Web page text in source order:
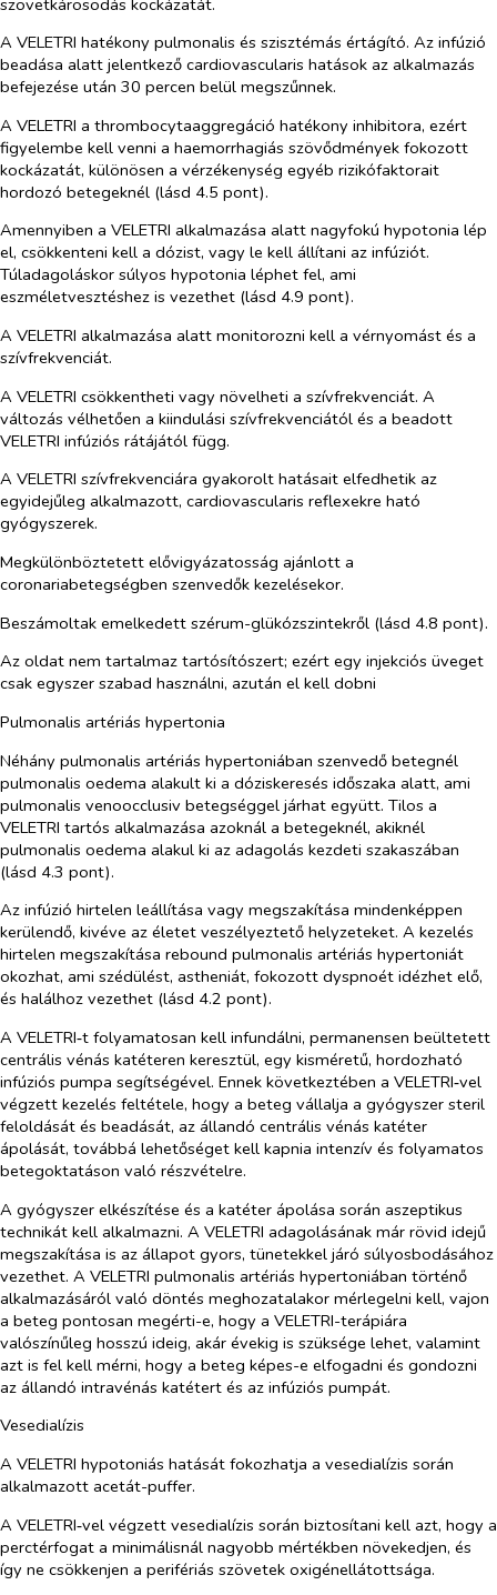
A VELETRI hatékony pulmonalis és szisztémás értágító. Az infúzió
beadása alatt jelentkező cardiovascularis hatások az alkalmazás
befejezése után 30 percen belül megszűnnek.
A VELETRI a thrombocytaaggregáció hatékony inhibitora, ezért
figyelembe kell venni a haemorrhagiás szövődmények fokozott
kockázatát, különösen a vérzékenység egyéb rizikófaktorait
hordozó betegeknél (lásd 4.5 pont).
Amennyiben a VELETRI alkalmazása alatt nagyfokú hypotonia lép
el, csökkenteni kell a dózist, vagy le kell állítani az infúziót.
Túladagoláskor súlyos hypotonia léphet fel, ami
eszméletvesztéshez is vezethet (lásd 4.9 pont).
A VELETRI alkalmazása alatt monitorozni kell a vérnyomást és a
szívfrekvenciát.
A VELETRI csökkentheti vagy növelheti a szívfrekvenciát. A
változás vélhetően a kiindulási szívfrekvenciától és a beadott
VELETRI infúziós rátájától függ.
A VELETRI szívfrekvenciára gyakorolt hatásait elfedhetik az
egyidejűleg alkalmazott, cardiovascularis reflexekre ható
gyógyszerek.
Megkülönböztetett elővigyázatosság ajánlott a
coronariabetegségben szenvedők kezelésekor.
Beszámoltak emelkedett szérum-glükózszintekről (lásd 4.8 pont).
Az oldat nem tartalmaz tartósítószert; ezért egy injekciós üveget
csak egyszer szabad használni, azután el kell dobni
Pulmonalis artériás hypertonia
Néhány pulmonalis artériás hypertoniában szenvedő betegnél
pulmonalis oedema alakult ki a dóziskeresés időszaka alatt, ami
pulmonalis venoocclusiv betegséggel járhat együtt. Tilos a
VELETRI tartós alkalmazása azoknál a betegeknél, akiknél
pulmonalis oedema alakul ki az adagolás kezdeti szakaszában
(lásd 4.3 pont).
Az infúzió hirtelen leállítása vagy megszakítása mindenképpen
kerülendő, kivéve az életet veszélyeztető helyzeteket. A kezelés
hirtelen megszakítása rebound pulmonalis artériás hypertoniát
okozhat, ami szédülést, astheniát, fokozott dyspnoét idézhet elő,
és halálhoz vezethet (lásd 4.2 pont).
A VELETRI‑t folyamatosan kell infundálni, permanensen beültetett
centrális vénás katéteren keresztül, egy kisméretű, hordozható
infúziós pumpa segítségével. Ennek következtében a VELETRI‑vel
végzett kezelés feltétele, hogy a beteg vállalja a gyógyszer steril
feloldását és beadását, az állandó centrális vénás katéter
ápolását, továbbá lehetőséget kell kapnia intenzív és folyamatos
betegoktatáson való részvételre.
A gyógyszer elkészítése és a katéter ápolása során aszeptikus
technikát kell alkalmazni. A VELETRI adagolásának már rövid idejű
megszakítása is az állapot gyors, tünetekkel járó súlyosbodásához
vezethet. A VELETRI pulmonalis artériás hypertoniában történő
alkalmazásáról való döntés meghozatalakor mérlegelni kell, vajon
a beteg pontosan megérti-e, hogy a VELETRI-terápiára
valószínűleg hosszú ideig, akár évekig is szüksége lehet, valamint
azt is fel kell mérni, hogy a beteg képes-e elfogadni és gondozni
az állandó intravénás katétert és az infúziós pumpát.
Vesedialízis
A VELETRI hypotoniás hatását fokozhatja a vesedialízis során
alkalmazott acetát-puffer.
A VELETRI‑vel végzett vesedialízis során biztosítani kell azt, hogy a
perctérfogat a minimálisnál nagyobb mértékben növekedjen, és
így ne csökkenjen a perifériás szövetek oxigénellátottsága.